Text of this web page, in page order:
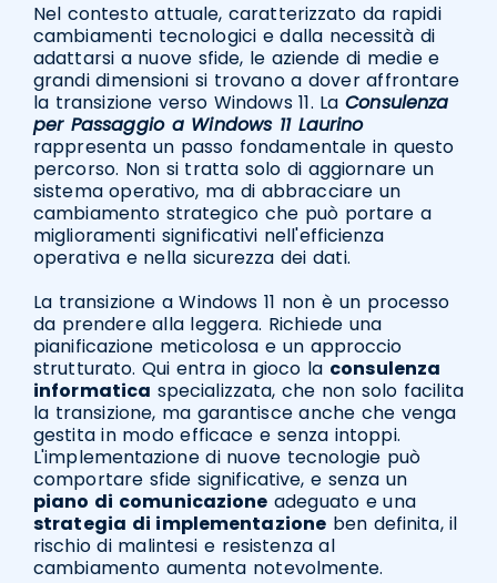
Nel contesto attuale, caratterizzato da rapidi
cambiamenti tecnologici e dalla necessità di
adattarsi a nuove sfide, le aziende di medie e
grandi dimensioni si trovano a dover affrontare
la transizione verso Windows 11. LaConsulenza
per Passaggio a Windows 11 Laurino
rappresenta un passo fondamentale in questo
percorso. Non si tratta solo di aggiornare un
sistema operativo, ma di abbracciare un
cambiamento strategico che può portare a
miglioramenti significativi nell'efficienza
operativa e nella sicurezza dei dati.
La transizione a Windows 11 non è un processo
da prendere alla leggera. Richiede una
pianificazione meticolosa e un approccio
strutturato. Qui entra in gioco la consulenza
informatica specializzata, che non solo facilita
la transizione, ma garantisce anche che venga
gestita in modo efficace e senza intoppi.
L'implementazione di nuove tecnologie può
comportare sfide significative, e senza un
piano di comunicazione adeguato e una
strategia di implementazione ben definita, il
rischio di malintesi e resistenza al
cambiamento aumenta notevolmente.